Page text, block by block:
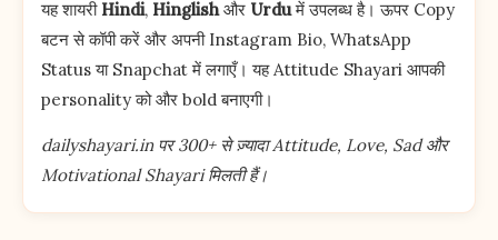
यह शायरी Hindi, Hinglishऔर Urduमें उपलब्ध है। ऊपर Copy
बटन से कॉपी करें और अपनी Instagram Bio, WhatsApp
Status या Snapchat में लगाएँ। यह Attitude Shayari आपकी
personality को और bold बनाएगी।
dailyshayari.in पर 300+ से ज़्यादा Attitude, Love, Sad और
Motivational Shayari मिलती हैं।